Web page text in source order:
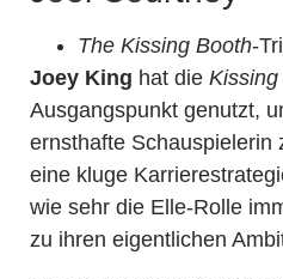
The Kissing Booth-
Joey King hat die
Ausgangspunkt genutzt,
ernsthafte Schauspielerin
eine kluge
wie sehr die Elle-Rolle
zu ihren eigentlichen